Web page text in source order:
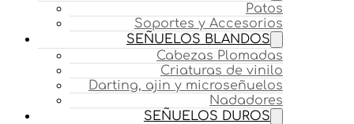
Patos
Soportes y Accesorios
SEÑUELOS BLANDOS
Cabezas Plomadas
Criaturas de vinilo
Darting, ajin y microseñuelos
Nadadores
SEÑUELOS DUROS